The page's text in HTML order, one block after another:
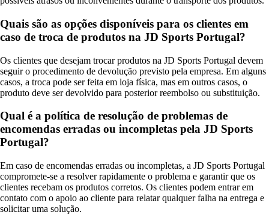
Quais são as opções disponíveis para os clientes em
caso de troca de produtos na JD Sports Portugal?
Os clientes que desejam trocar produtos na JD Sports Portugal devem
seguir o procedimento de devolução previsto pela empresa. Em alguns
casos, a troca pode ser feita em loja física, mas em outros casos, o
produto deve ser devolvido para posterior reembolso ou substituição.
Qual é a política de resolução de problemas de
encomendas erradas ou incompletas pela JD Sports
Portugal?
Em caso de encomendas erradas ou incompletas, a JD Sports Portugal
compromete-se a resolver rapidamente o problema e garantir que os
clientes recebam os produtos corretos. Os clientes podem entrar em
contato com o apoio ao cliente para relatar qualquer falha na entrega e
solicitar uma solução.